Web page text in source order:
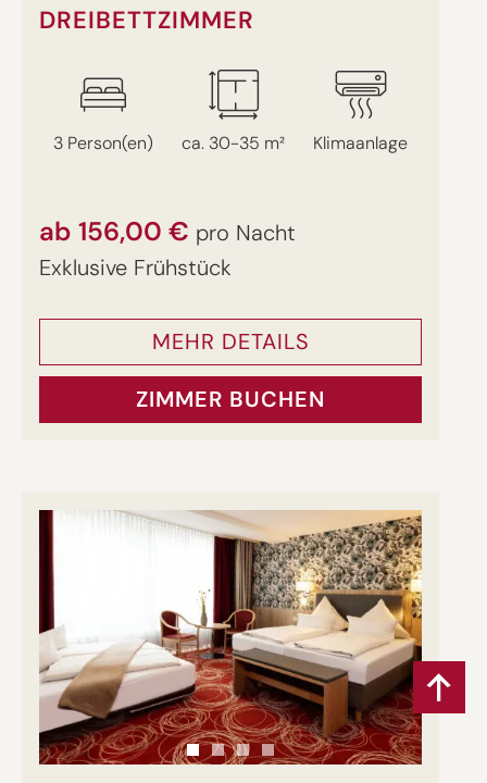
DREIBETTZIMMER
3 Person(en) ca. 30-35 m² Klimaanlage
ab 156,00 € pro Nacht
Exklusive Frühstück
MEHR DETAILS
ZIMMER BUCHEN